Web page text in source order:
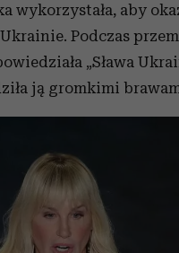
wykorzystała, aby
Podczas
„Sława
ją gromkimi